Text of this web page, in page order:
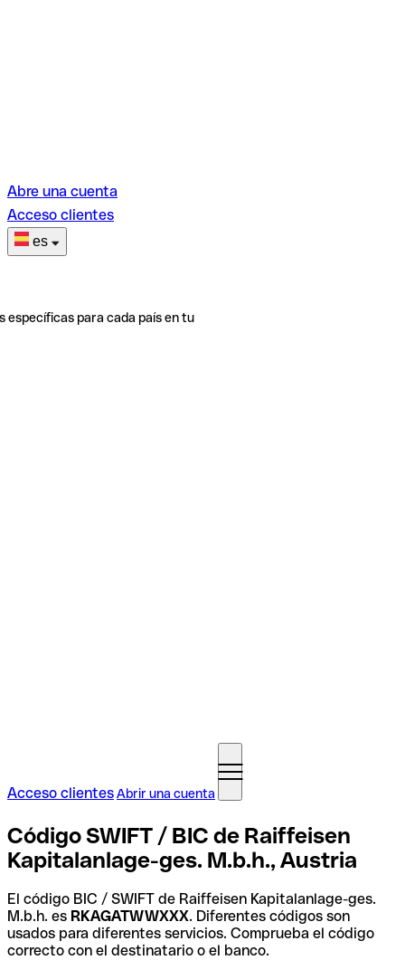
Abre una cuenta
Acceso clientes
es
específicas para cada país en tu
Acceso clientesAbrir una cuenta
Código SWIFT / BIC de Raiffeisen
Kapitalanlage-ges. M.b.h., Austria
El código BIC / SWIFT de Raiffeisen Kapitalanlage-ges.
M.b.h. es RKAGATWWXXX. Diferentes códigos son
usados para diferentes servicios. Comprueba el código
correcto con el destinatario o el banco.